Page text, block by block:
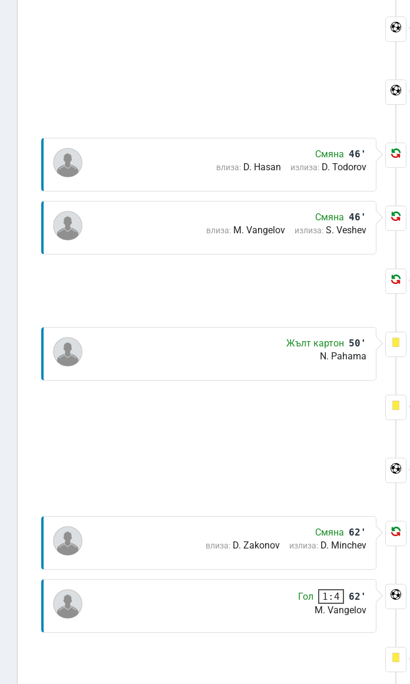
Смяна 46'
влиза: D. Hasan излиза: D. Todorov
Смяна 46'
влиза: M. Vangelov излиза: S. Veshev
Жълт картон 50'
N. Pahama
Смяна 62'
влиза: D. Zakonov излиза: D. Minchev
Гол 1:4
62'
M. Vangelov